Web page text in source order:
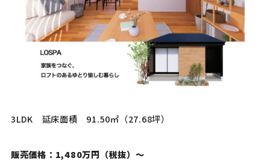
3LDK 延床面積 91.50㎡（27.68坪）
販売価格：1,480万円 （税抜） 〜